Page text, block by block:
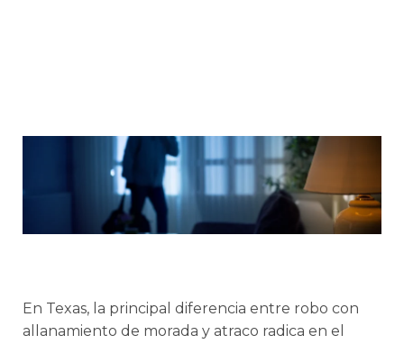
En Texas, la principal diferencia entre robo con
allanamiento de morada y atraco radica en el